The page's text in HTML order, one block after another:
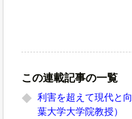
この連載記事の一覧
利害を超えて現代と
葉大学大学院教授）